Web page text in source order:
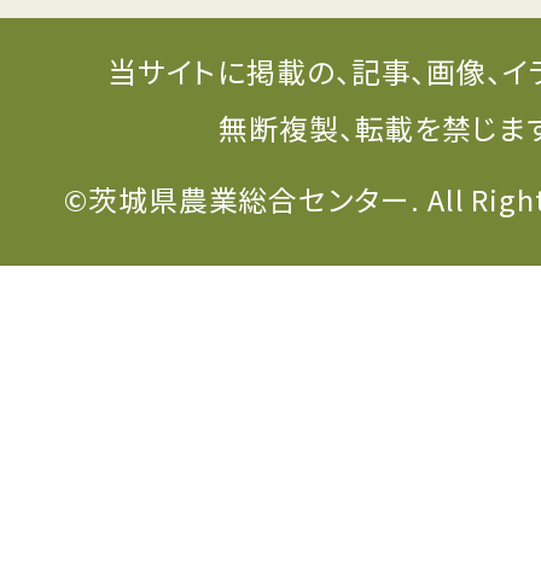
当サイトに掲載の、記事、画像、
無断複製、転載を禁じま
©茨城県農業総合センター. All